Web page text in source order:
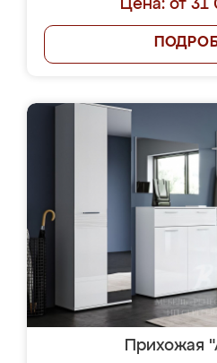
Цена: от 31
Прихожая